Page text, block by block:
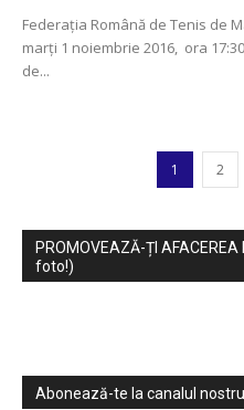
Federația Română de Tenis de
marți 1 noiembrie 2016, ora
de...
1 2
PROMOVEAZĂ-ȚI AFACEREA
foto!)
Abonează-te la canalul